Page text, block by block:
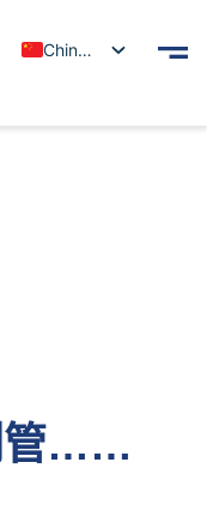
Chinese
管……